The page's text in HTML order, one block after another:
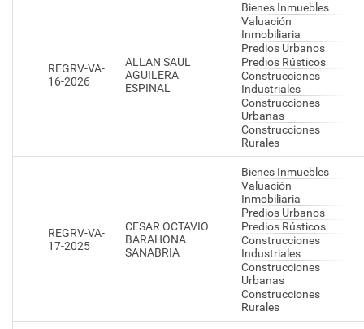
REGRV-VA-
16-2026
ALLAN SAUL
AGUILERA
ESPINAL
Bienes Inmuebles
Valuación
Inmobiliaria
Predios Urbanos
Predios Rústicos
Construcciones
Industriales
Construcciones
Urbanas
Construcciones
Rurales
REGRV-VA-
17-2025
CESAR OCTAVIO
BARAHONA
SANABRIA
Bienes Inmuebles
Valuación
Inmobiliaria
Predios Urbanos
Predios Rústicos
Construcciones
Industriales
Construcciones
Urbanas
Construcciones
Rurales